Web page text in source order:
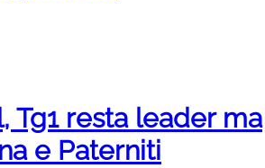
Tg1 resta leader ma
e Paterniti